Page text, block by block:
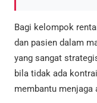
Bagi kelompok
dan pasien dalam
yang sangat
bila tidak ada
membantu